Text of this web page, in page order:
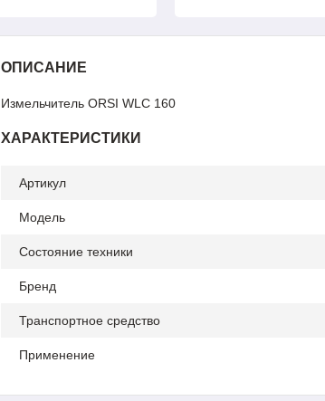
ОПИСАНИЕ
Измельчитель ORSI WLC 160
ХАРАКТЕРИСТИКИ
Артикул
Модель
Состояние техники
Бренд
Транспортное средство
Применение